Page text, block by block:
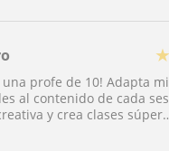
★
una profe de 10! Adapta
al contenido de cada
y crea clases súper
no solo eso, si no que